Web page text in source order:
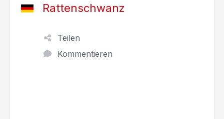
Rattenschwanz
Teilen
Kommentieren